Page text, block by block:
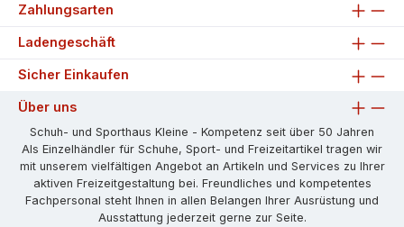
Zahlungsarten
Ladengeschäft
Sicher Einkaufen
Über uns
Schuh- und Sporthaus Kleine - Kompetenz seit über 50 Jahren
Als Einzelhändler für Schuhe, Sport- und Freizeitartikel tragen wir
mit unserem vielfältigen Angebot an Artikeln und Services zu Ihrer
aktiven Freizeitgestaltung bei. Freundliches und kompetentes
Fachpersonal steht Ihnen in allen Belangen Ihrer Ausrüstung und
Ausstattung jederzeit gerne zur Seite.